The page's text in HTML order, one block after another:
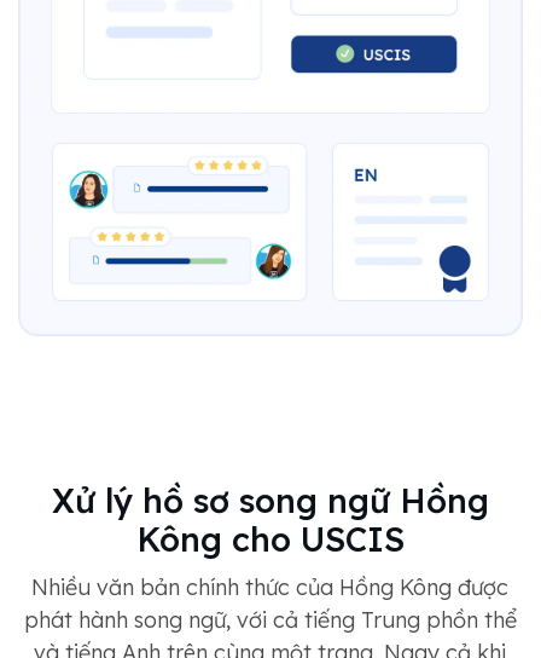
Xử lý hồ sơ song ngữ Hồng
Kông cho USCIS
Nhiều văn bản chính thức của Hồng Kông được
phát hành song ngữ, với cả tiếng Trung phồn thể
và tiếng Anh trên cùng một trang. Ngay cả khi